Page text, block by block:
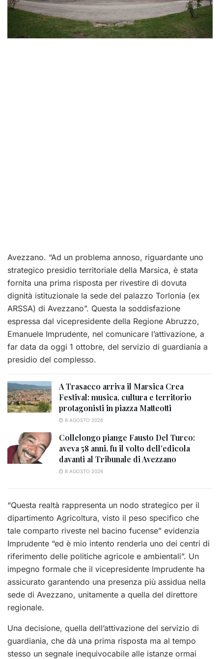
Avezzano. “Ad un problema annoso, riguardante uno
strategico presidio territoriale della Marsica, è stata
fornita una prima risposta per rivestire di dovuta
dignità istituzionale la sede del palazzo Torlonia (ex
ARSSA) di Avezzano”. Questa la soddisfazione
espressa dal vicepresidente della Regione Abruzzo,
Emanuele Imprudente, nel comunicare l’attivazione, a
far data da oggi 1 ottobre, del servizio di guardiania a
presidio del complesso.
A Trasacco arriva il Marsica Crea
Festival: musica, cultura e territorio
protagonisti in piazza Matteotti
8 AGOSTO 2026
Collelongo piange Fausto Del Turco:
aveva 58 anni, fu il volto dell’edicola
davanti al Tribunale di Avezzano
8 AGOSTO 2026
“Questa realtà rappresenta un nodo strategico per il
dipartimento Agricoltura, visto il peso specifico che
tale comparto riveste nel bacino fucense” evidenzia
Imprudente “ed è mio intento renderla uno dei centri di
riferimento delle politiche agricole e ambientali”. Un
impegno formale che il vicepresidente Imprudente ha
assicurato garantendo una presenza più assidua nella
sede di Avezzano, unitamente a quella del direttore
regionale.
Una decisione, quella dell’attivazione del servizio di
guardiania, che dà una prima risposta ma al tempo
stesso un segnale inequivocabile alle istanze ormai